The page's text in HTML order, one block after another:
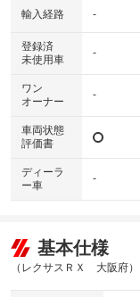
輸入経路 -
登録済
未使用車
-
ワン
オーナー
-
車両状態
評価書
ディーラ
ー車
-
基本仕様
（レクサスＲＸ 大阪府）